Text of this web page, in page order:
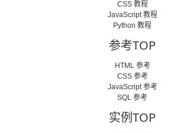
CSS 教程
JavaScript 教程
Python 教程
参考TOP
HTML 参考
CSS 参考
JavaScript 参考
SQL 参考
实例TOP